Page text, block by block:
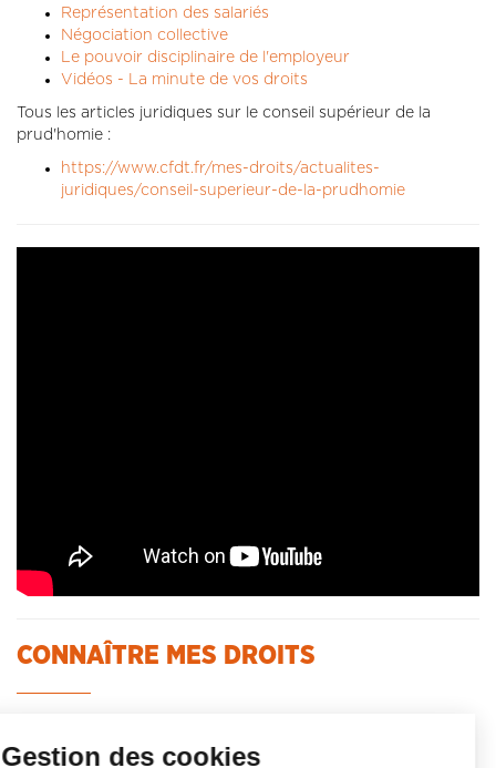
Représentation des salariés
Négociation collective
Le pouvoir disciplinaire de l'employeur
Vidéos - La minute de vos droits
Tous les articles juridiques sur le conseil supérieur de la
prud'homie :
https://www.cfdt.fr/mes-droits/actualites-
juridiques/conseil-superieur-de-la-prudhomie
CONNAÎTRE MES DROITS
Gestion des cookies